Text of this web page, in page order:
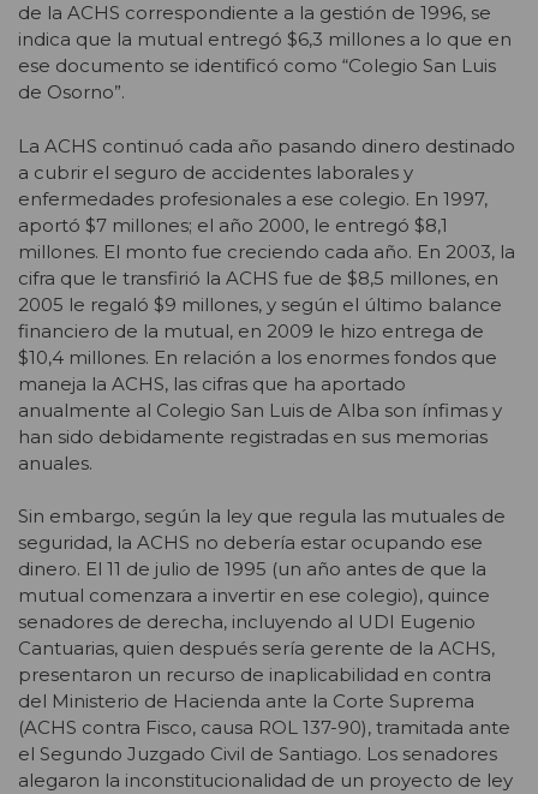
de la ACHS correspondiente a la gestión de 1996, se
indica que la mutual entregó $6,3 millones a lo que en
ese documento se identificó como “Colegio San Luis
de Osorno”.
La ACHS continuó cada año pasando dinero destinado
a cubrir el seguro de accidentes laborales y
enfermedades profesionales a ese colegio. En 1997,
aportó $7 millones; el año 2000, le entregó $8,1
millones. El monto fue creciendo cada año. En 2003, la
cifra que le transfirió la ACHS fue de $8,5 millones, en
2005 le regaló $9 millones, y según el último balance
financiero de la mutual, en 2009 le hizo entrega de
$10,4 millones. En relación a los enormes fondos que
maneja la ACHS, las cifras que ha aportado
anualmente al Colegio San Luis de Alba son ínfimas y
han sido debidamente registradas en sus memorias
anuales.
Sin embargo, según la ley que regula las mutuales de
seguridad, la ACHS no debería estar ocupando ese
dinero. El 11 de julio de 1995 (un año antes de que la
mutual comenzara a invertir en ese colegio), quince
senadores de derecha, incluyendo al UDI Eugenio
Cantuarias, quien después sería gerente de la ACHS,
presentaron un recurso de inaplicabilidad en contra
del Ministerio de Hacienda ante la Corte Suprema
(ACHS contra Fisco, causa ROL 137-90), tramitada ante
el Segundo Juzgado Civil de Santiago. Los senadores
alegaron la inconstitucionalidad de un proyecto de ley